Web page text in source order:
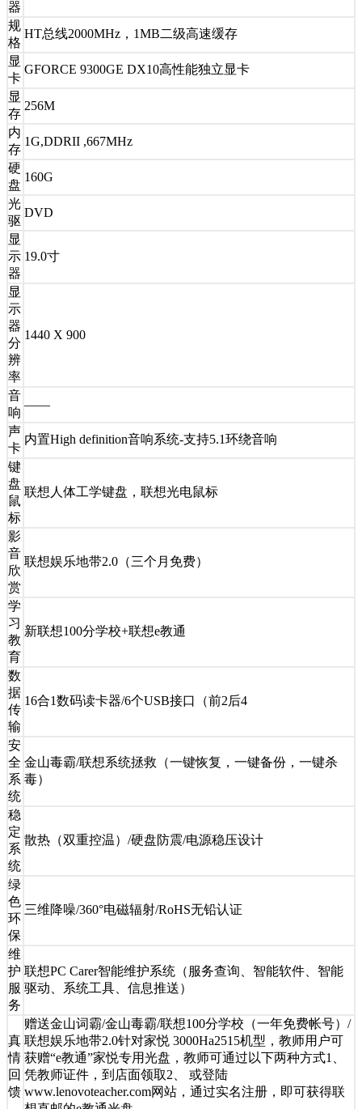
器
规
格
HT总线2000MHz，1MB二级高速缓存
显
卡
GFORCE 9300GE DX10高性能独立显卡
显
存
256M
内
存
1G,DDRII ,667MHz
硬
盘
160G
光
驱
DVD
显
示
器
19.0寸
显
示
器
分
辨
率
1440 X 900
音
响
——
声
卡
内置High definition音响系统-支持5.1环绕音响
键
盘
鼠
标
联想人体工学键盘，联想光电鼠标
影
音
欣
赏
联想娱乐地带2.0（三个月免费）
学
习
教
育
新联想100分学校+联想e教通
数
据
传
输
16合1数码读卡器/6个USB接口（前2后4
安
全
系
统
金山毒霸/联想系统拯救（一键恢复，一键备份，一键杀
毒）
稳
定
系
统
散热（双重控温）/硬盘防震/电源稳压设计
绿
色
环
保
三维降噪/360°电磁辐射/RoHS无铅认证
维
护
服
务
联想PC Carer智能维护系统（服务查询、智能软件、智能
驱动、系统工具、信息推送）
真
情
回
馈
赠送金山词霸/金山毒霸/联想100分学校（一年免费帐号）/
联想娱乐地带2.0针对家悦 3000Ha2515机型，教师用户可
获赠“e教通”家悦专用光盘，教师可通过以下两种方式1、
凭教师证件，到店面领取2、 或登陆
www.lenovoteacher.com网站，通过实名注册，即可获得联